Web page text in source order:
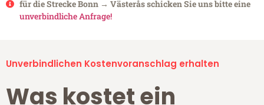
für die Strecke Bonn → Västerås schicken Sie uns bitte eine
unverbindliche Anfrage!
Unverbindlichen Kostenvoranschlag erhalten
Was kostet ein